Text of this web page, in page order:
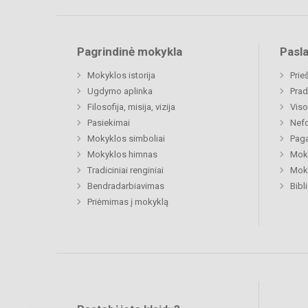
Pagrindinė mokykla
Mokyklos istorija
Ugdymo aplinka
Filosofija, misija, vizija
Pasiekimai
Mokyklos simboliai
Mokyklos himnas
Tradiciniai renginiai
Bendradarbiavimas
Priėmimas į mokyklą